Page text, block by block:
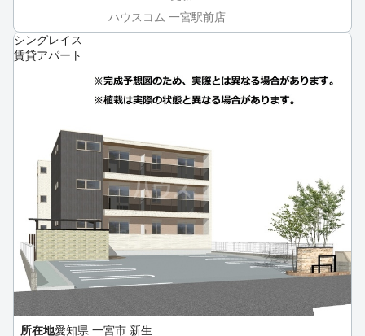
ハウスコム 一宮駅前店
シングレイス
賃貸アパート
所在地愛知県 一宮市 新生